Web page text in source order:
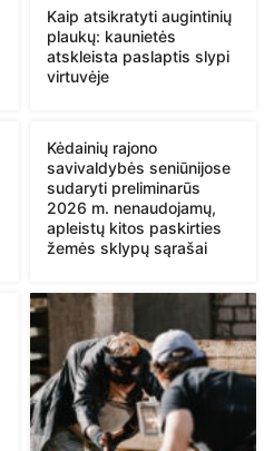
Kaip atsikratyti augintinių
plaukų: kaunietės
atskleista paslaptis slypi
virtuvėje
Kėdainių rajono
savivaldybės seniūnijose
sudaryti preliminarūs
2026 m. nenaudojamų,
apleistų kitos paskirties
žemės sklypų sąrašai